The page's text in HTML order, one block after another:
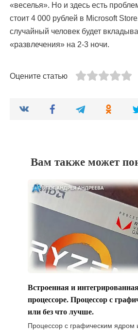
«веселья». Но и здесь есть
стоит 4 000 рублей в Microsoft
случайный человек будет
«развлечения» на 2-3 ночи.
Оцените статью
Вам также может
Встроенная и
процессоре. Процессор с
или без что лучше.
Процессор с графическим ядром